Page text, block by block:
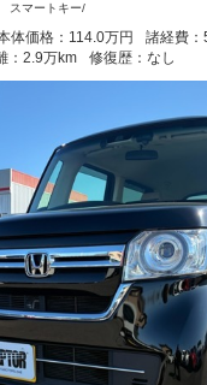
マートキー/
体価格： 114.0万円 諸経費：
： 2.9万km 修復歴： なし